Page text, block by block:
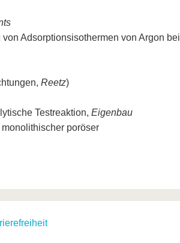
Adsorptionsisothermen von Argon bei
Reetz)
Testreaktion, Eigenbau
poröser